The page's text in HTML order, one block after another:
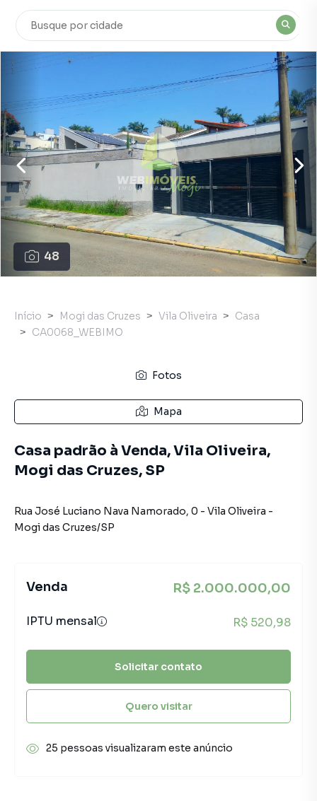
48
Início Mogi das Cruzes Vila Oliveira
Casa
CA0068_WEBIMO
Fotos
Mapa
Casa padrão à Venda, Vila Oliveira,
Mogi das Cruzes, SP
Rua José Luciano Nava Namorado, 0 - Vila Oliveira -
Mogi das Cruzes/SP
Venda R$ 2.000.000,00
IPTU mensal R$ 520,98
Solicitar contato
Quero visitar
25 pessoas visualizaram este anúncio